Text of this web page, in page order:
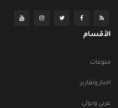
الأقسام
منوعات
اخبار وتقارير
عربي ودولي